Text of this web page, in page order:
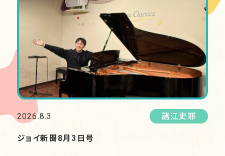
2026.8.3 諸江史耶
ジョイ新聞8月3日号